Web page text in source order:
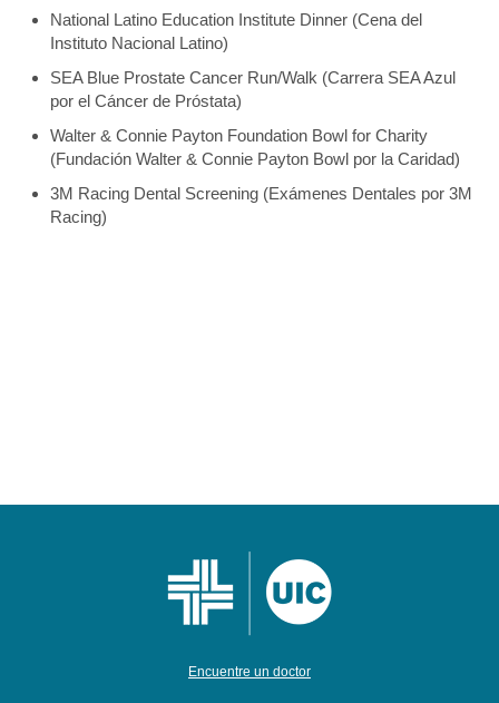
National Latino Education Institute Dinner (Cena del
Instituto Nacional Latino)
SEA Blue Prostate Cancer Run/Walk (Carrera SEA Azul
por el Cáncer de Próstata)
Walter & Connie Payton Foundation Bowl for Charity
(Fundación Walter & Connie Payton Bowl por la Caridad)
3M Racing Dental Screening (Exámenes Dentales por 3M
Racing)
Encuentre un doctor